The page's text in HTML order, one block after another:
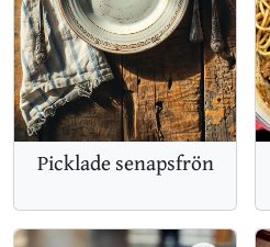
Picklade senapsfrön